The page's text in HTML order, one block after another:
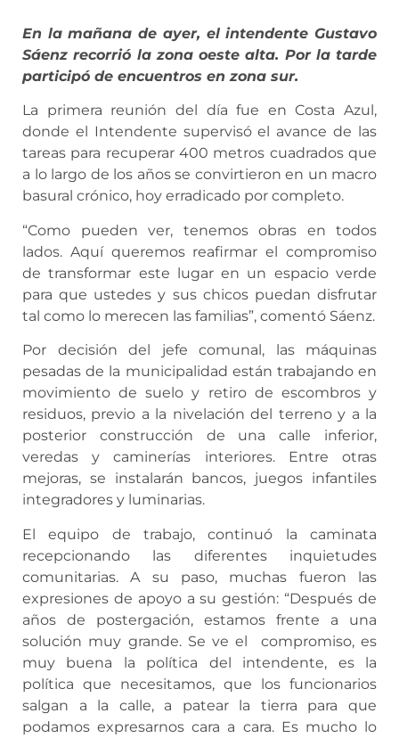
En la mañana de ayer, el intendente Gustavo
Sáenz recorrió la zona oeste alta. Por la tarde
participó de encuentros en zona sur.
La primera reunión del día fue en Costa Azul,
donde el Intendente supervisó el avance de las
tareas para recuperar 400 metros cuadrados que
a lo largo de los años se convirtieron en un macro
basural crónico, hoy erradicado por completo.
“Como pueden ver, tenemos obras en todos
lados. Aquí queremos reafirmar el compromiso
de transformar este lugar en un espacio verde
para que ustedes y sus chicos puedan disfrutar
tal como lo merecen las familias”, comentó Sáenz.
Por decisión del jefe comunal, las máquinas
pesadas de la municipalidad están trabajando en
movimiento de suelo y retiro de escombros y
residuos, previo a la nivelación del terreno y a la
posterior construcción de una calle inferior,
veredas y caminerías interiores. Entre otras
mejoras, se instalarán bancos, juegos infantiles
integradores y luminarias.
El equipo de trabajo, continuó la caminata
recepcionando las diferentes inquietudes
comunitarias. A su paso, muchas fueron las
expresiones de apoyo a su gestión: “Después de
años de postergación, estamos frente a una
solución muy grande. Se ve el compromiso, es
muy buena la política del intendente, es la
política que necesitamos, que los funcionarios
salgan a la calle, a patear la tierra para que
podamos expresarnos cara a cara. Es mucho lo